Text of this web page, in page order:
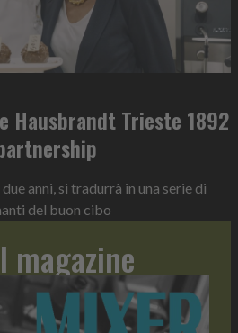
Hausbrandt Trieste 1892
anni, si tradurrà in una serie di
del buon cibo
magazine